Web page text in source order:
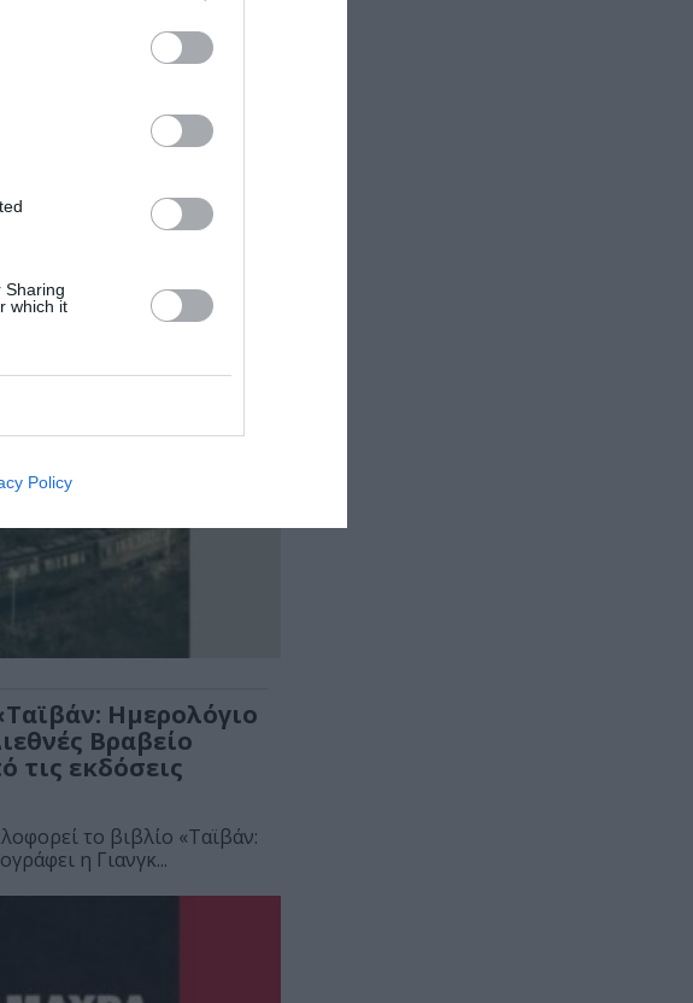
Sharing
which it
Policy
Ημερολόγιο
Βραβείο
τις εκδόσεις
το βιβλίο «Ταϊβάν:
η Γιανγκ...